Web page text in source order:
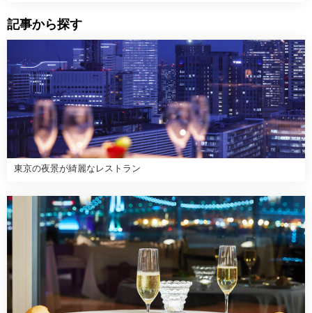
記事から探す
東京の夜景が綺麗なレストラン